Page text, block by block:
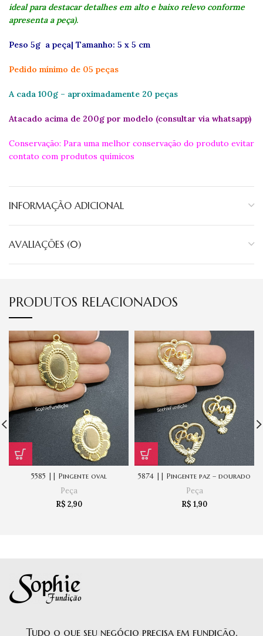
ideal para destacar detalhes em alto e baixo relevo conforme
apresenta a peça).
Peso 5g a peça| Tamanho: 5 x 5 cm
Pedido mínimo de 05 peças
A cada 100g – aproximadamente 20 peças
Atacado acima de 200g por modelo (consultar via whatsapp)
Conservação: Para uma melhor conservação do produto evitar
contato com produtos químicos
INFORMAÇÃO ADICIONAL
AVALIAÇÕES (0)
PRODUTOS RELACIONADOS
5585 || Pingente oval
Peça
R$ 2,90
5874 || Pingente paz – dourado
Peça
R$ 1,90
Tudo o que seu negócio precisa em fundição.